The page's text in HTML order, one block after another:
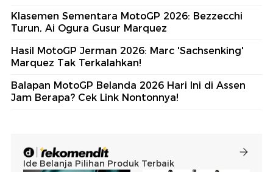
Klasemen Sementara MotoGP 2026: Bezzecchi
Turun, Ai Ogura Gusur Marquez
Hasil MotoGP Jerman 2026: Marc 'Sachsenking'
Marquez Tak Terkalahkan!
Balapan MotoGP Belanda 2026 Hari Ini di Assen
Jam Berapa? Cek Link Nontonnya!